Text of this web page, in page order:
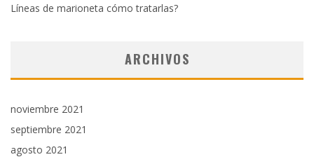
Líneas de marioneta cómo tratarlas?
ARCHIVOS
noviembre 2021
septiembre 2021
agosto 2021